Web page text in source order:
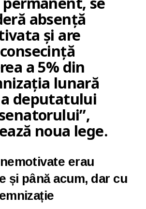
absență
și are
a 5% din
lunară
deputatului
noua lege.
erau
și până acum, dar cu